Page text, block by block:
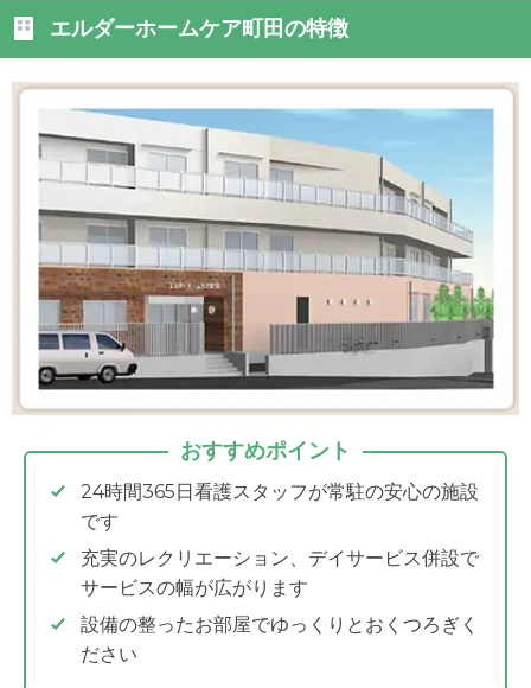
エルダーホームケア町田の特徴
おすすめポイント
24時間365日看護スタッフが常駐の安心の施設
です
充実のレクリエーション、デイサービス併設で
サービスの幅が広がります
設備の整ったお部屋でゆっくりとおくつろぎく
ださい